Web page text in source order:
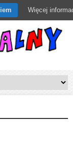
Więcej